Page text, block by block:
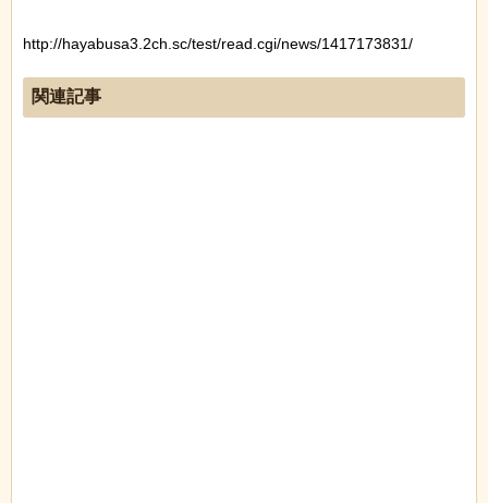
http://hayabusa3.2ch.sc/test/read.cgi/news/1417173831/
関連記事